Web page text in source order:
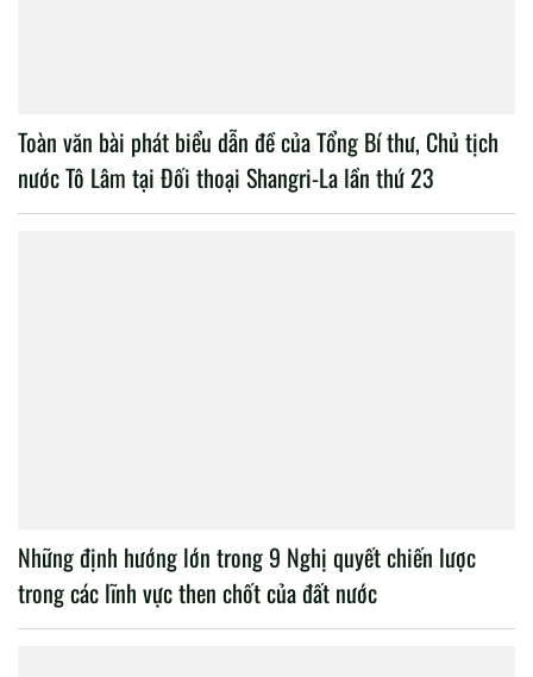
Toàn văn bài phát biểu dẫn đề của Tổng Bí thư, Chủ tịch
nước Tô Lâm tại Đối thoại Shangri-La lần thứ 23
Những định hướng lớn trong 9 Nghị quyết chiến lược
trong các lĩnh vực then chốt của đất nước